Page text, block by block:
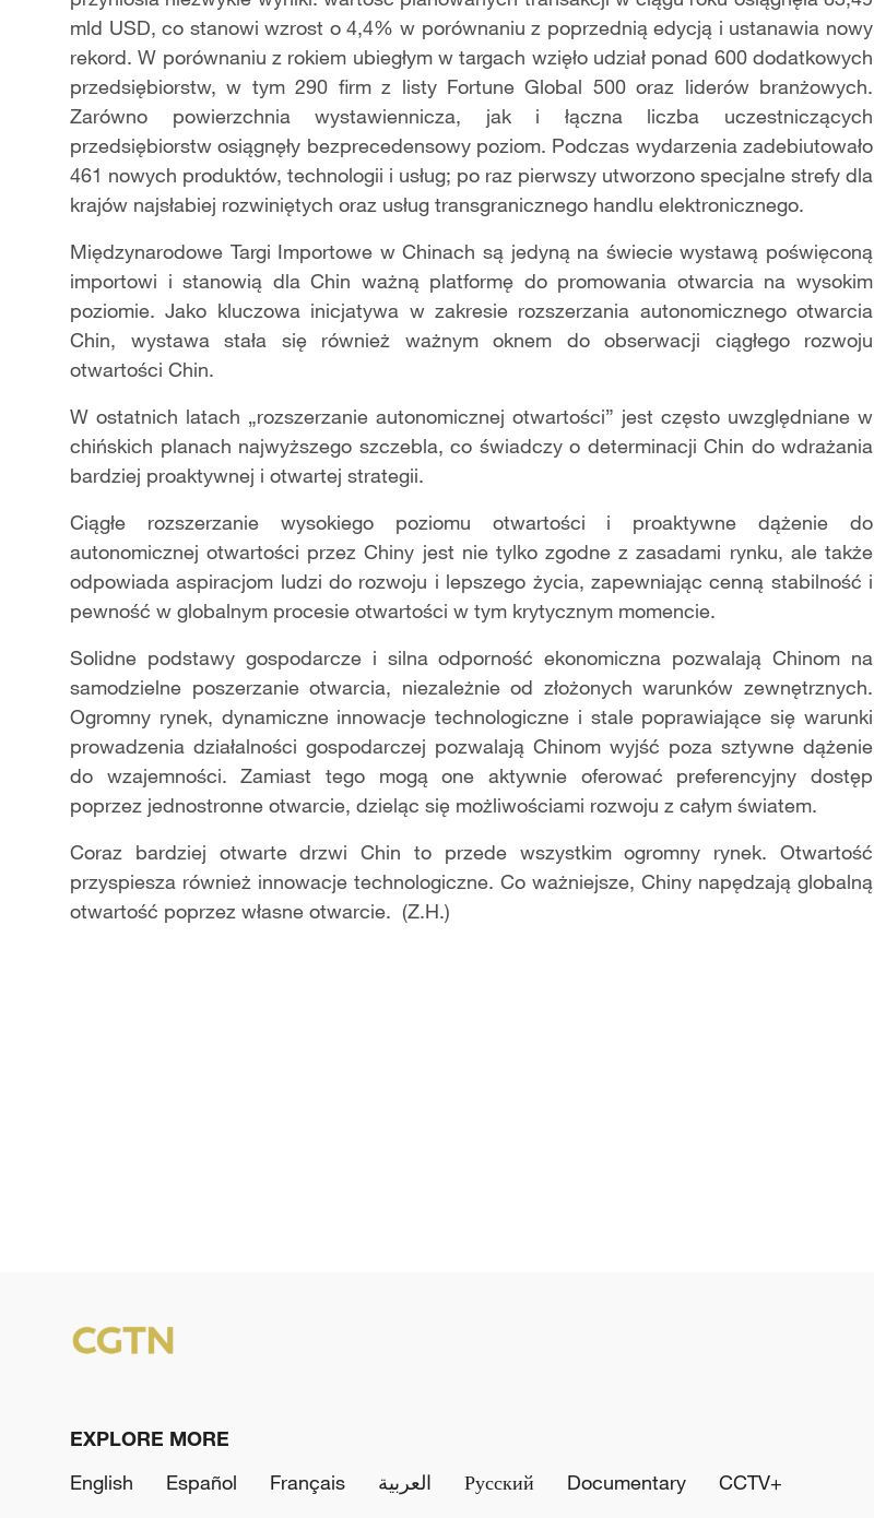
mld USD, co stanowi wzrost o 4,4% w porównaniu z poprzednią edycją i ustanawia nowy
rekord. W porównaniu z rokiem ubiegłym w targach wzięło udział ponad 600 dodatkowych
przedsiębiorstw, w tym 290 firm z listy Fortune Global 500 oraz liderów branżowych.
Zarówno powierzchnia wystawiennicza, jak i łączna liczba uczestniczących
przedsiębiorstw osiągnęły bezprecedensowy poziom. Podczas wydarzenia zadebiutowało
461 nowych produktów, technologii i usług; po raz pierwszy utworzono specjalne strefy dla
krajów najsłabiej rozwiniętych oraz usług transgranicznego handlu elektronicznego.
Międzynarodowe Targi Importowe w Chinach są jedyną na świecie wystawą poświęconą
importowi i stanowią dla Chin ważną platformę do promowania otwarcia na wysokim
poziomie. Jako kluczowa inicjatywa w zakresie rozszerzania autonomicznego otwarcia
Chin, wystawa stała się również ważnym oknem do obserwacji ciągłego rozwoju
otwartości Chin.
W ostatnich latach „rozszerzanie autonomicznej otwartości” jest często uwzględniane w
chińskich planach najwyższego szczebla, co świadczy o determinacji Chin do wdrażania
bardziej proaktywnej i otwartej strategii.
Ciągłe rozszerzanie wysokiego poziomu otwartości i proaktywne dążenie do
autonomicznej otwartości przez Chiny jest nie tylko zgodne z zasadami rynku, ale także
odpowiada aspiracjom ludzi do rozwoju i lepszego życia, zapewniając cenną stabilność i
pewność w globalnym procesie otwartości w tym krytycznym momencie.
Solidne podstawy gospodarcze i silna odporność ekonomiczna pozwalają Chinom na
samodzielne poszerzanie otwarcia, niezależnie od złożonych warunków zewnętrznych.
Ogromny rynek, dynamiczne innowacje technologiczne i stale poprawiające się warunki
prowadzenia działalności gospodarczej pozwalają Chinom wyjść poza sztywne dążenie
do wzajemności. Zamiast tego mogą one aktywnie oferować preferencyjny dostęp
poprzez jednostronne otwarcie, dzieląc się możliwościami rozwoju z całym światem.
Coraz bardziej otwarte drzwi Chin to przede wszystkim ogromny rynek. Otwartość
przyspiesza również innowacje technologiczne. Co ważniejsze, Chiny napędzają globalną
otwartość poprzez własne otwarcie. (Z.H.)
EXPLORE MORE
English
Español Français العربية Русский Documentary CCTV+